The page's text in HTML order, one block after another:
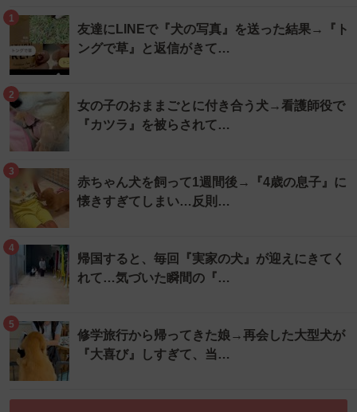
1
友達にLINEで『犬の写真』を送った結果→『ト
ングで草』と返信がきて…
2
女の子のおままごとに付き合う犬→看護師役で
『カツラ』を被らされて…
3
赤ちゃん犬を飼って1週間後→『4歳の息子』に
懐きすぎてしまい…反則…
4
帰国すると、毎回『実家の犬』が迎えにきてく
れて…気づいた瞬間の『…
5
修学旅行から帰ってきた娘→再会した大型犬が
『大喜び』しすぎて、当…